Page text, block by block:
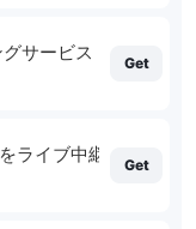
サービス Get
ライブ中継 Get